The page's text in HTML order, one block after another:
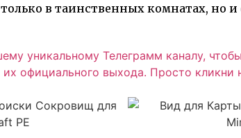
в таинственных комнатах, но
уникальному Телеграмм каналу,
официального выхода. Просто кликни